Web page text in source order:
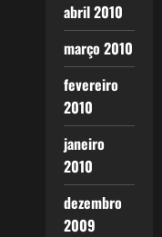
abril 2010
março 2010
fevereiro
2010
janeiro
2010
dezembro
2009